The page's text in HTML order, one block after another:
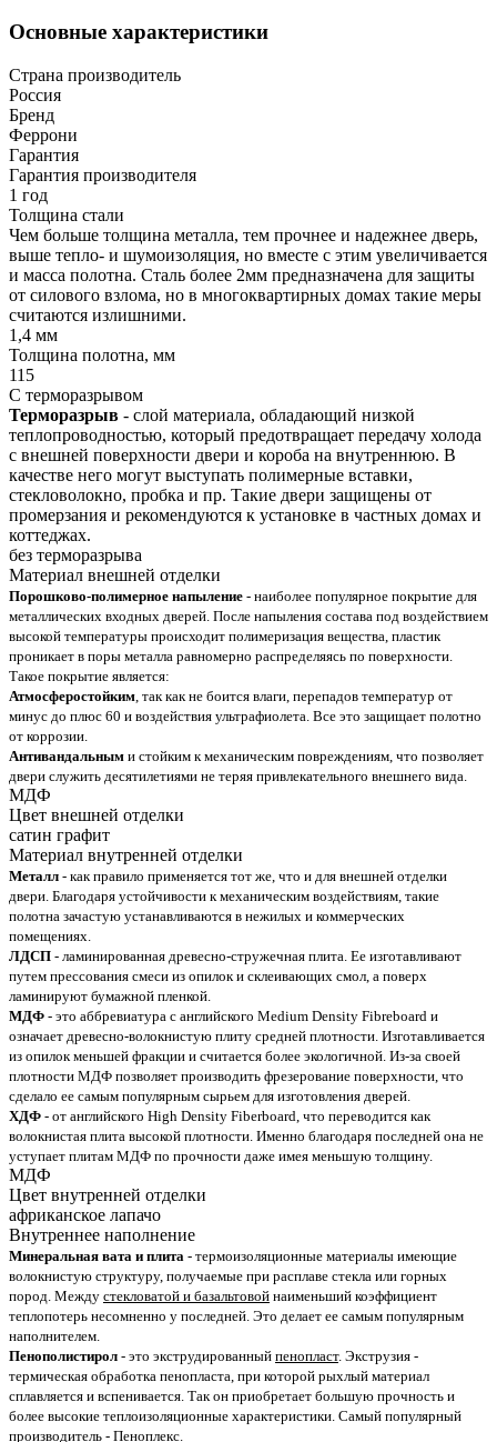
Основные характеристики
Страна производитель
Россия
Бренд
Феррони
Гарантия
Гарантия производителя
1 год
Толщина стали
Чем больше толщина металла, тем прочнее и надежнее дверь,
выше тепло- и шумоизоляция, но вместе с этим увеличивается
и масса полотна. Сталь более 2мм предназначена для защиты
от силового взлома, но в многоквартирных домах такие меры
считаются излишними.
1,4 мм
Толщина полотна, мм
115
С терморазрывом
Терморазрыв - слой материала, обладающий низкой
теплопроводностью, который предотвращает передачу холода
с внешней поверхности двери и короба на внутреннюю. В
качестве него могут выступать полимерные вставки,
стекловолокно, пробка и пр. Такие двери защищены от
промерзания и рекомендуются к установке в частных домах и
коттеджах.
без терморазрыва
Материал внешней отделки
Порошково-полимерное напыление - наиболее популярное покрытие для
металлических входных дверей. После напыления состава под воздействием
высокой температуры происходит полимеризация вещества, пластик
проникает в поры металла равномерно распределяясь по поверхности.
Такое покрытие является:
Атмосферостойким , так как не боится влаги, перепадов температур от
минус до плюс 60 и воздействия ультрафиолета. Все это защищает полотно
от коррозии.
Антивандальным и стойким к механическим повреждениям, что позволяет
двери служить десятилетиями не теряя привлекательного внешнего вида.
МДФ
Цвет внешней отделки
сатин графит
Материал внутренней отделки
Металл - как правило применяется тот же, что и для внешней отделки
двери. Благодаря устойчивости к механическим воздействиям, такие
полотна зачастую устанавливаются в нежилых и коммерческих
помещениях.
ЛДСП - ламинированная древесно-стружечная плита. Ее изготавливают
путем прессования смеси из опилок и склеивающих смол, а поверх
ламинируют бумажной пленкой.
МДФ - это аббревиатура с английского Medium Density Fibreboard и
означает древесно-волокнистую плиту средней плотности. Изготавливается
из опилок меньшей фракции и считается более экологичной. Из-за своей
плотности МДФ позволяет производить фрезерование поверхности, что
сделало ее самым популярным сырьем для изготовления дверей.
ХДФ - от английского High Density Fiberboard, что переводится как
волокнистая плита высокой плотности. Именно благодаря последней она не
уступает плитам МДФ по прочности даже имея меньшую толщину.
МДФ
Цвет внутренней отделки
африканское лапачо
Внутреннее наполнение
Минеральная вата и плита - термоизоляционные материалы имеющие
волокнистую структуру, получаемые при расплаве стекла или горных
пород. Между стекловатой и базальтовой наименьший коэффициент
теплопотерь несомненно у последней. Это делает ее самым популярным
наполнителем.
Пенополистирол - это экструдированный пенопласт. Экструзия -
термическая обработка пенопласта, при которой рыхлый материал
сплавляется и вспенивается. Так он приобретает большую прочность и
более высокие теплоизоляционные характеристики. Самый популярный
производитель - Пеноплекс.